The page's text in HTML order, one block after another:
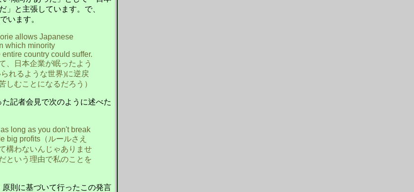
」と主張しています。で、
います。
allows Japanese
which minority
country could suffer.
、日本企業が眠ったよう
れるような世界)に逆戻
しむことになるだろう）
記者会見で次のように述べた
long as you don't break
big profits（ ルールさえ
構わないんじゃありませ
という理由で私のことを
原則に基づいて行ったこの発言